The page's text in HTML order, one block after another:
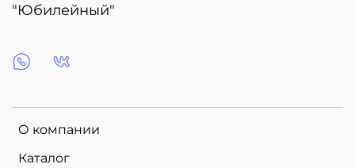
О компании
Каталог
"Юбилейный"